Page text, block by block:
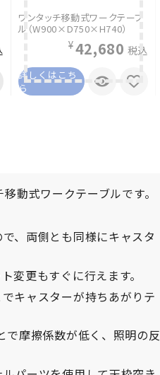
ワンタッチ移動式ワークテーブ
ル（W900×D750×H740）
¥42,680 税込
詳しくはこち
ら
visibility
動式ワークテーブルです。
、両側とも同様にキャスタ
変更もすぐに行えます。
キャスターが持ちあがりテ
摩擦係数が低く、照明の反